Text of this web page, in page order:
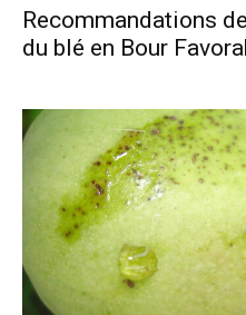
Recommandations
du blé en Bour